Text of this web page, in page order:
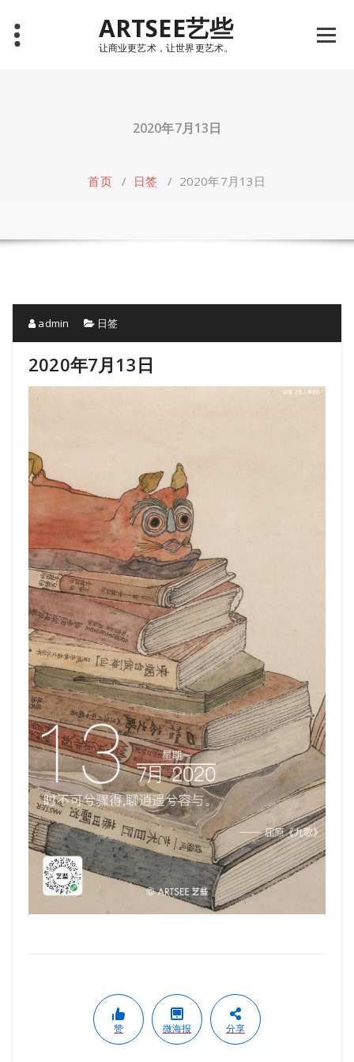
content
ARTSEE艺些
让商业更艺术，让世界更艺术。
2020年7月13日
首页/ 日签 / 2020年7月13日
admin 日签
2020年7月13日
赞 微海报 分享